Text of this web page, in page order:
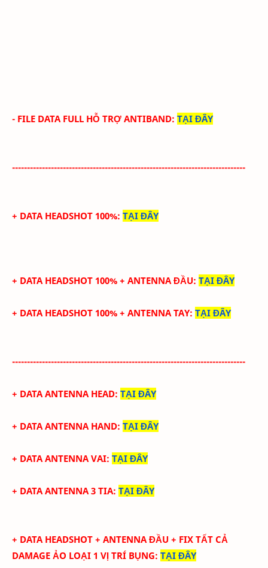
- FILE DATA FULL HỖ TRỢ ANTIBAND: TẠI ĐÂY
------------------------------------------------------------------------------
+ DATA HEADSHOT 100%: TẠI ĐÂY
+ DATA HEADSHOT 100% + ANTENNA ĐẦU: TẠI ĐÂY
+ DATA HEADSHOT 100% + ANTENNA TAY: TẠI ĐÂY
------------------------------------------------------------------------------
+ DATA ANTENNA HEAD: TẠI ĐÂY
+ DATA ANTENNA HAND: TẠI ĐÂY
+ DATA ANTENNA VAI: TẠI ĐÂY
+ DATA ANTENNA 3 TIA: TẠI ĐÂY
+ DATA HEADSHOT + ANTENNA ĐẦU + FIX TẤT CẢ
DAMAGE ẢO LOẠI 1 VỊ TRÍ BỤNG: TẠI ĐÂY